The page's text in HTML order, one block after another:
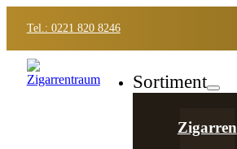
Tel.: 0221 820 8246
Sortiment
Zigarren